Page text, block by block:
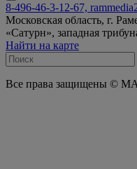
8-496-46-3-12-67,
Московская область, г.
«Сатурн», западная
Найти на карте
Все права защищены ©